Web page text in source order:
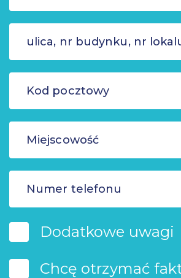
Dodatkowe uwagi
Chcę otrzymać